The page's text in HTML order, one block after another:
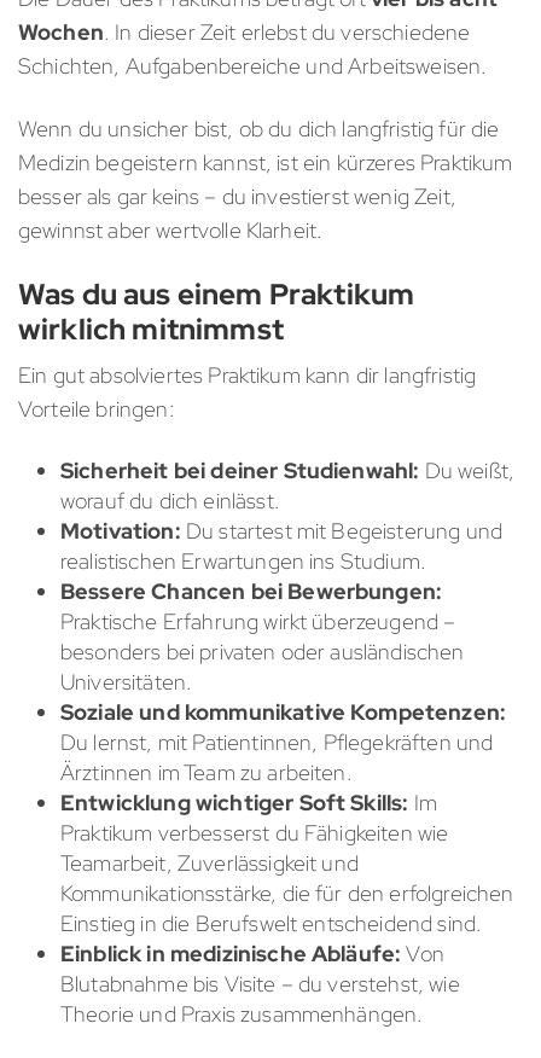
Wochen. In dieser Zeit erlebst du verschiedene
Schichten, Aufgabenbereiche und Arbeitsweisen.
Wenn du unsicher bist, ob du dich langfristig für die
Medizin begeistern kannst, ist ein kürzeres Praktikum
besser als gar keins – du investierst wenig Zeit,
gewinnst aber wertvolle Klarheit.
Was du aus einem Praktikum
wirklich mitnimmst
Ein gut absolviertes Praktikum kann dir langfristig
Vorteile bringen:
Sicherheit bei deiner Studienwahl: Du weißt,
worauf du dich einlässt.
Motivation: Du startest mit Begeisterung und
realistischen Erwartungen ins Studium.
Bessere Chancen bei Bewerbungen:
Praktische Erfahrung wirkt überzeugend –
besonders bei privaten oder ausländischen
Universitäten.
Soziale und kommunikative Kompetenzen:
Du lernst, mit Patientinnen, Pflegekräften und
Ärztinnen im Team zu arbeiten.
Entwicklung wichtiger Soft Skills: Im
Praktikum verbesserst du Fähigkeiten wie
Teamarbeit, Zuverlässigkeit und
Kommunikationsstärke, die für den erfolgreichen
Einstieg in die Berufswelt entscheidend sind.
Einblick in medizinische Abläufe: Von
Blutabnahme bis Visite – du verstehst, wie
Theorie und Praxis zusammenhängen.